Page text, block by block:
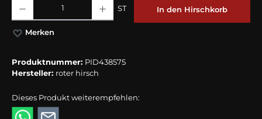
ST In den Hirschkorb
Merken
Produktnummer: PID438575
Hersteller: roter hirsch
Dieses Produkt weiterempfehlen: